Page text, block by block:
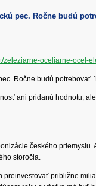
pec. Ročne budú
zeleziarne-oceliarne-ocel-
Ročne budú potrebovať
ani pridanú hodnotu,
českého
storočia.
približne